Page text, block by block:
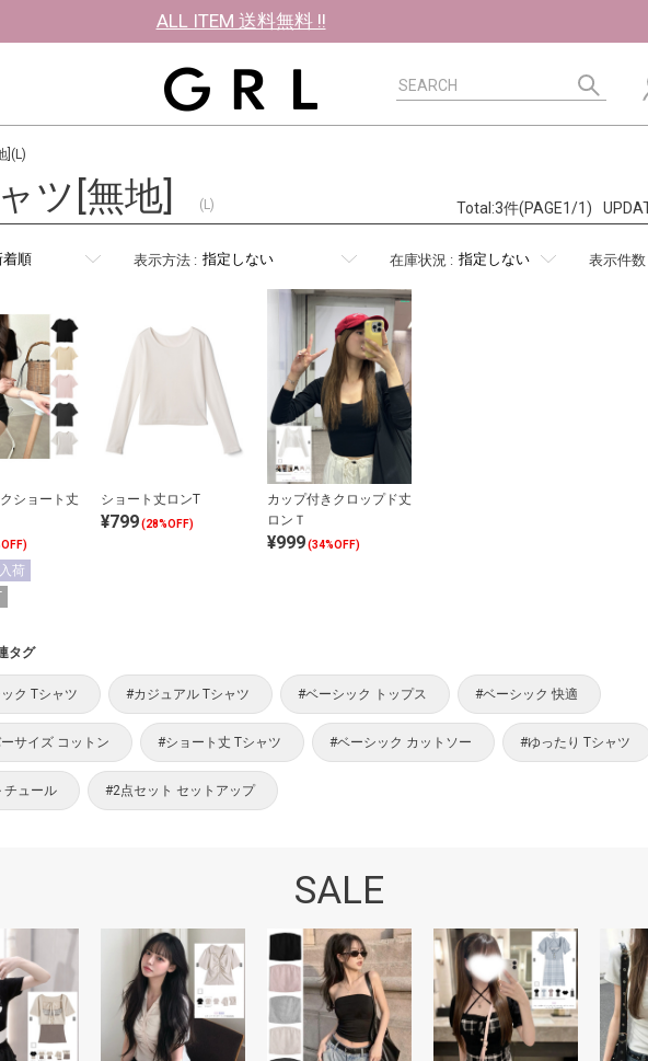
ALL ITEM 送料無料 !!
](L)
ツ[無地] (L) Total:3件(PAGE1/1)
表示方法 : 在庫状況 : 表示件数
ショート丈
荷
ショート丈ロンT
¥799(28%OFF)
カップ付きクロップド丈
ロンＴ
¥999(34%OFF)
タグ
ク Tシャツ #カジュアル Tシャツ #ベーシック トップス #ベーシック 快適
サイズ コットン #ショート丈 Tシャツ #ベーシック カットソー #ゆったり Tシャツ
チュール #2点セット セットアップ
SALE